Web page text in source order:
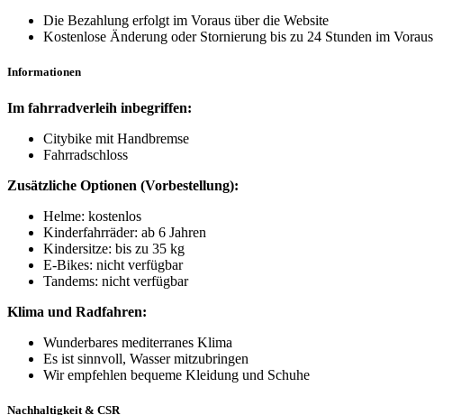
Die Bezahlung erfolgt im Voraus über die Website
Kostenlose Änderung oder Stornierung bis zu 24 Stunden im Voraus
Informationen
Im fahrradverleih inbegriffen:
Citybike mit Handbremse
Fahrradschloss
Zusätzliche Optionen (Vorbestellung):
Helme: kostenlos
Kinderfahrräder: ab 6 Jahren
Kindersitze: bis zu 35 kg
E-Bikes: nicht verfügbar
Tandems: nicht verfügbar
Klima und Radfahren:
Wunderbares mediterranes Klima
Es ist sinnvoll, Wasser mitzubringen
Wir empfehlen bequeme Kleidung und Schuhe
Nachhaltigkeit & CSR